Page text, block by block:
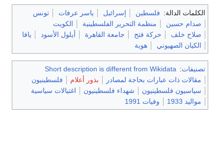
الكلمات الدالة: فلسطين إسرائيل ياسر عرفات
تونس
صدام حسين
منظمة التحرير الفلسطينية
الكويت
صلاح خلف
حركة فتح جامعة القاهرة أيلول الأسود
يافا
الكيان الصهيوني
هوية
تصنيفات:
Short description is different from Wikidata
مقالات ذات عبارات بحاجة لمصادر
بذور أعلام
فلسطينيون
سياسيون فلسطينيون
شهداء فلسطينيون
اغتيالات سياسية
مواليد 1933
وفيات 1991